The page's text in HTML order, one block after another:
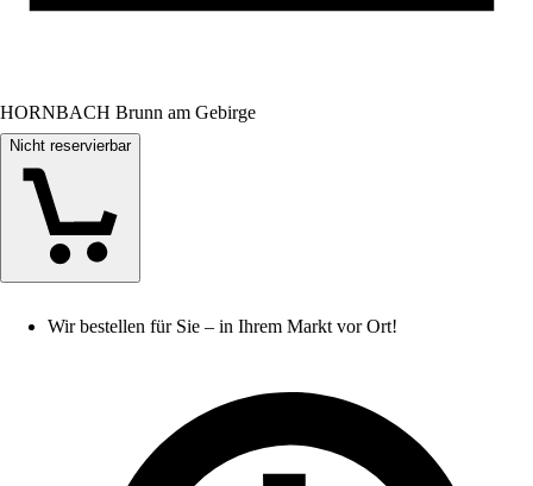
HORNBACH Brunn am Gebirge
Nicht reservierbar
Wir bestellen für Sie – in Ihrem Markt vor Ort!